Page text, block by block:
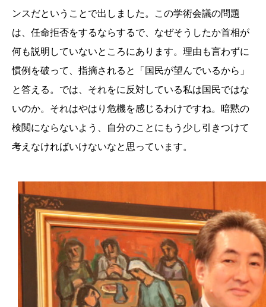
ンスだということで出しました。この学術会議の問題
は、任命拒否をするならするで、なぜそうしたか首相が
何も説明していないところにあります。理由も言わずに
慣例を破って、指摘されると「国民が望んでいるから」
と答える。では、それをに反対している私は国民ではな
いのか。それはやはり危機を感じるわけですね。暗黙の
検閲にならないよう、自分のことにもう少し引きつけて
考えなければいけないなと思っています。